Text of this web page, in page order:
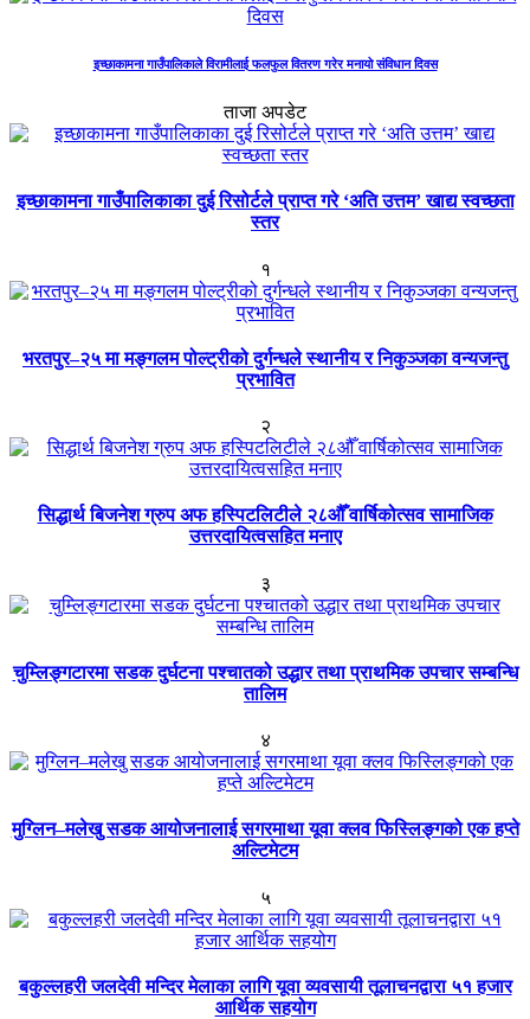
इच्छाकामना गाउँपालिकाले विरामीलाई फलफुल वितरण गरेर मनायो संविधान दिवस
ताजा अपडेट
इच्छाकामना गाउँपालिकाका दुई रिसोर्टले प्राप्त गरे ‘अति उत्तम’ खाद्य स्वच्छता
स्तर
१
भरतपुर–२५ मा मङ्गलम पोल्ट्रीको दुर्गन्धले स्थानीय र निकुञ्जका वन्यजन्तु
प्रभावित
२
सिद्धार्थ बिजनेश ग्रुप अफ हस्पिटलिटीले २८औँ वार्षिकोत्सव सामाजिक
उत्तरदायित्वसहित मनाए
३
चुम्लिङ्गटारमा सडक दुर्घटना पश्चातको उद्धार तथा प्राथमिक उपचार सम्बन्धि
तालिम
४
मुग्लिन–मलेखु सडक आयोजनालाई सगरमाथा यूवा क्लव फिस्लिङ्गको एक हप्ते
अल्टिमेटम
५
बकुल्लहरी जलदेवी मन्दिर मेलाका लागि यूवा व्यवसायी तूलाचनद्वारा ५१ हजार
आर्थिक सहयोग